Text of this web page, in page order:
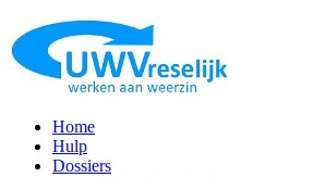
Home
Hulp
Dossiers